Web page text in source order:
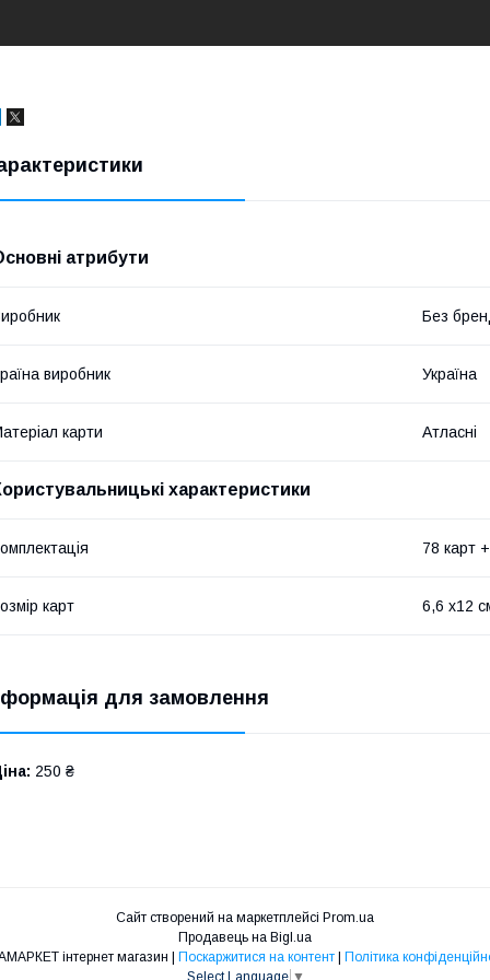
атрибути
Без
виробник Україна
карти Атласні
характеристики
78 карт +
карт 6,6 х12
для замовлення
250 ₴
Сайт створений на маркетплейсі Prom.ua
Продавець на Bigl.ua
ПРАМАРКЕТ інтернет магазин | Поскаржитися на контент | Політика